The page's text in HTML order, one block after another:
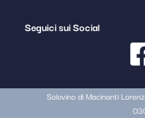
Seguici sui Social
Solovino di Macinanti